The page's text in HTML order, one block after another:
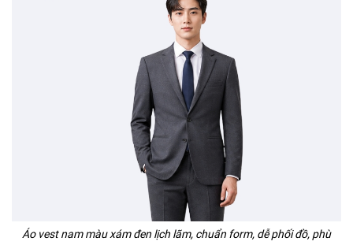
Áo vest nam màu xám đen lịch lãm, chuẩn form, dễ phối đồ, phù